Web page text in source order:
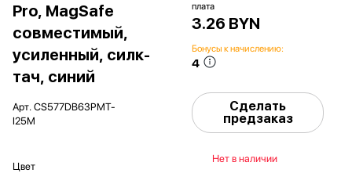
Pro, MagSafe
совместимый,
усиленный, силк-
тач, синий
Арт. CS577DB63PMT-
I25M
Цвет
плата
3.26 BYN
Бонусы к начислению:
4
Сделать
предзаказ
Нет в наличии